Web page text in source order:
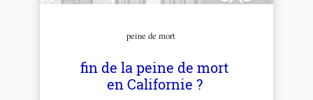
peine de mort
fin de la peine de mort
en Californie ?